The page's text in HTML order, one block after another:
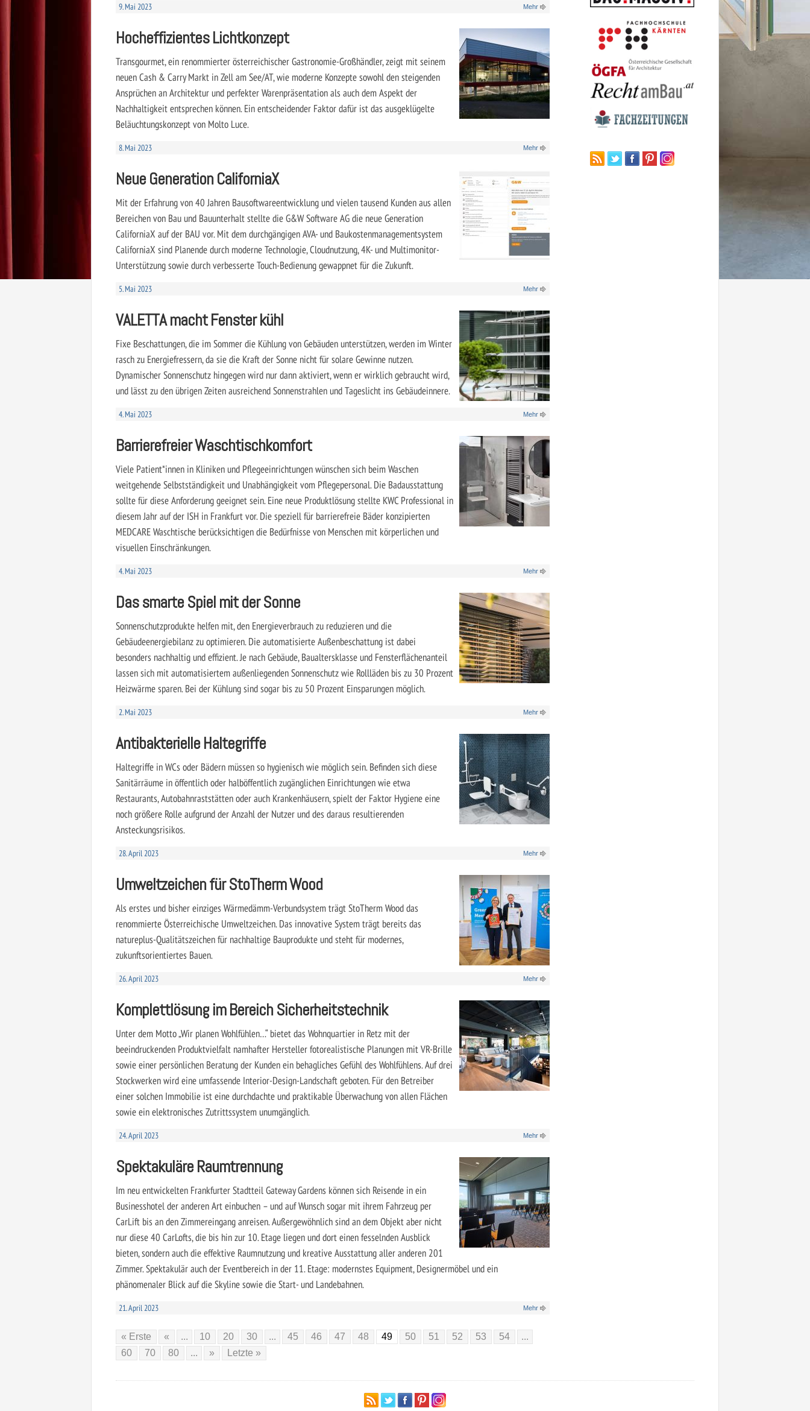
9. Mai 2023 Mehr
Hocheffizientes Lichtkonzept
Transgourmet, ein renommierter österreichischer Gastronomie-Großhändler, zeigt mit seinem
neuen Cash & Carry Markt in Zell am See/AT, wie moderne Konzepte sowohl den steigenden
Ansprüchen an Architektur und perfekter Warenpräsentation als auch dem Aspekt der
Nachhaltigkeit entsprechen können. Ein entscheidender Faktor dafür ist das ausgeklügelte
Beläuchtungskonzept von Molto Luce.
8. Mai 2023 Mehr
Neue Generation CaliforniaX
Mit der Erfahrung von 40 Jahren Bausoftwareentwicklung und vielen tausend Kunden aus allen
Bereichen von Bau und Bauunterhalt stellte die G&W Software AG die neue Generation
CaliforniaX auf der BAU vor. Mit dem durchgängigen AVA- und Baukostenmanagementsystem
CaliforniaX sind Planende durch moderne Technologie, Cloudnutzung, 4K- und Multimonitor-
Unterstützung sowie durch verbesserte Touch-Bedienung gewappnet für die Zukunft.
5. Mai 2023 Mehr
VALETTA macht Fenster kühl
Fixe Beschattungen, die im Sommer die Kühlung von Gebäuden unterstützen, werden im Winter
rasch zu Energiefressern, da sie die Kraft der Sonne nicht für solare Gewinne nutzen.
Dynamischer Sonnenschutz hingegen wird nur dann aktiviert, wenn er wirklich gebraucht wird,
und lässt zu den übrigen Zeiten ausreichend Sonnenstrahlen und Tageslicht ins Gebäudeinnere.
4. Mai 2023 Mehr
Barrierefreier Waschtischkomfort
Viele Patient*innen in Kliniken und Pflegeeinrichtungen wünschen sich beim Waschen
weitgehende Selbstständigkeit und Unabhängigkeit vom Pflegepersonal. Die Badausstattung
sollte für diese Anforderung geeignet sein. Eine neue Produktlösung stellte KWC Professional in
diesem Jahr auf der ISH in Frankfurt vor. Die speziell für barrierefreie Bäder konzipierten
MEDCARE Waschtische berücksichtigen die Bedürfnisse von Menschen mit körperlichen und
visuellen Einschränkungen.
4. Mai 2023 Mehr
Das smarte Spiel mit der Sonne
Sonnenschutzprodukte helfen mit, den Energieverbrauch zu reduzieren und die
Gebäudeenergiebilanz zu optimieren. Die automatisierte Außenbeschattung ist dabei
besonders nachhaltig und effizient. Je nach Gebäude, Baualtersklasse und Fensterflächenanteil
lassen sich mit automatisiertem außenliegenden Sonnenschutz wie Rollläden bis zu 30 Prozent
Heizwärme sparen. Bei der Kühlung sind sogar bis zu 50 Prozent Einsparungen möglich.
2. Mai 2023 Mehr
Antibakterielle Haltegriffe
Haltegriffe in WCs oder Bädern müssen so hygienisch wie möglich sein. Befinden sich diese
Sanitärräume in öffentlich oder halböffentlich zugänglichen Einrichtungen wie etwa
Restaurants, Autobahnraststätten oder auch Krankenhäusern, spielt der Faktor Hygiene eine
noch größere Rolle aufgrund der Anzahl der Nutzer und des daraus resultierenden
Ansteckungsrisikos.
28. April 2023 Mehr
Umweltzeichen für StoTherm Wood
Als erstes und bisher einziges Wärmedämm-Verbundsystem trägt StoTherm Wood das
renommierte Österreichische Umweltzeichen. Das innovative System trägt bereits das
natureplus-Qualitätszeichen für nachhaltige Bauprodukte und steht für modernes,
zukunftsorientiertes Bauen.
26. April 2023 Mehr
Komplettlösung im Bereich Sicherheitstechnik
Unter dem Motto „Wir planen Wohlfühlen…“ bietet das Wohnquartier in Retz mit der
beeindruckenden Produktvielfalt namhafter Hersteller fotorealistische Planungen mit VR-Brille
sowie einer persönlichen Beratung der Kunden ein behagliches Gefühl des Wohlfühlens. Auf drei
Stockwerken wird eine umfassende Interior-Design-Landschaft geboten. Für den Betreiber
einer solchen Immobilie ist eine durchdachte und praktikable Überwachung von allen Flächen
sowie ein elektronisches Zutrittssystem unumgänglich.
24. April 2023 Mehr
Spektakuläre Raumtrennung
Im neu entwickelten Frankfurter Stadtteil Gateway Gardens können sich Reisende in ein
Businesshotel der anderen Art einbuchen – und auf Wunsch sogar mit ihrem Fahrzeug per
CarLift bis an den Zimmereingang anreisen. Außergewöhnlich sind an dem Objekt aber nicht
nur diese 40 CarLofts, die bis hin zur 10. Etage liegen und dort einen fesselnden Ausblick
bieten, sondern auch die effektive Raumnutzung und kreative Ausstattung aller anderen 201
Zimmer. Spektakulär auch der Event­bereich in der 11. Etage: modernstes Equipment, Designermöbel und ein
phänomenaler Blick auf die Skyline sowie die Start- und Landebahnen.
21. April 2023 Mehr
« Erste « ... 10 20 30 ... 45 46 47 48 49 50 51 52 53 54
...
60
70 80 ... » Letzte »